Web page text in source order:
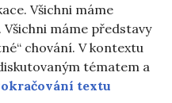
Všichni máme
máme představy
chování. V kontextu
tématem a
textu